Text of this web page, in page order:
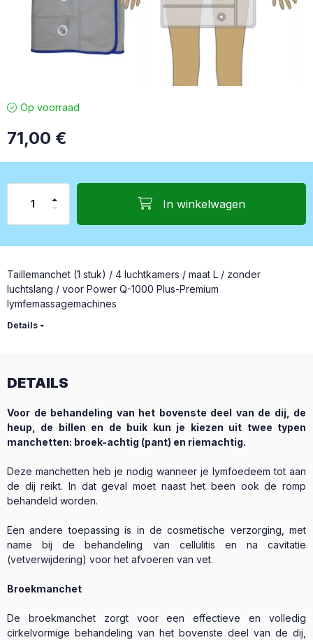
Op voorraad
71,00 €
In winkelwagen
Taillemanchet (1 stuk) / 4 luchtkamers / maat L / zonder
luchtslang / voor Power Q-1000 Plus-Premium
lymfemassagemachines
Details
DETAILS
Voor de behandeling van het bovenste deel van de dij, de
heup, de billen en de buik kun je kiezen uit twee typen
manchetten: broek-achtig (pant) en riemachtig.
Deze manchetten heb je nodig wanneer je lymfoedeem tot aan
de dij reikt. In dat geval moet naast het been ook de romp
behandeld worden.
Een andere toepassing is in de cosmetische verzorging, met
name bij de behandeling van cellulitis en na cavitatie
(vetverwijdering) voor het afvoeren van vet.
Broekmanchet
De broekmanchet zorgt voor een effectieve en volledig
cirkelvormige behandeling van het bovenste deel van de dij,